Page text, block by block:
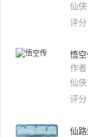
仙侠
评分
悟
作者
仙侠
评分
仙